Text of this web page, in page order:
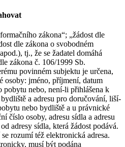
zákona“; „žádost dle
dle zákona o svobodném
tj., že se žadatel domáhá
zákona č. 106/1999 Sb.
povinném subjektu je určena,
osoby: jméno, příjmení, datum
pobytu nebo, není-li přihlášena k
a adresu pro doručování, liší-
nebo bydliště a u právnické
číslo osoby, adresu sídla a adresu
adresy sídla, která žádost podává.
rozumí též elektronická adresa.
musí být podána